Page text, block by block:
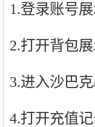
1.登录账号
2.打开背包
3.进入沙巴
4.打开充值